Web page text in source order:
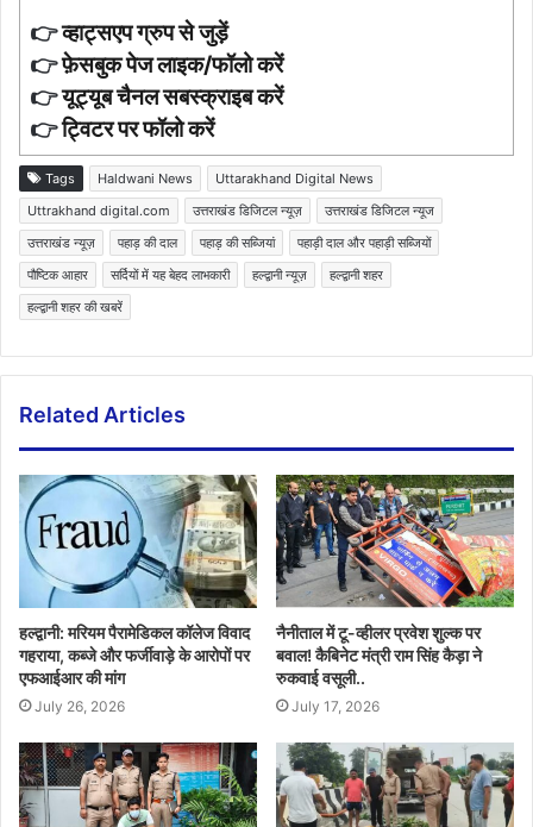
👉व्हाट्सएप ग्रुप से जुड़ें
👉फ़ेसबुक पेज लाइक/फॉलो करें
👉यूट्यूब चैनल सबस्क्राइब करें
👉ट्विटर पर फॉलो करें
Tags Haldwani News
Uttarakhand Digital News
Uttrakhand digital.com
उत्तराखंड डिजिटल न्यूज़
उत्तराखंड डिजिटल न्यूज
उत्तराखंड न्यूज़
पहाड़ की दाल पहाड़ की सब्जियां
पहाड़ी दाल और पहाड़ी सब्जियों
पौष्टिक आहार
सर्दियों में यह बेहद लाभकारी हल्द्वानी न्यूज़
हल्द्वानी शहर
हल्द्वानी शहर की खबरें
Related Articles
हल्द्वानी: मरियम पैरामेडिकल कॉलेज विवाद
गहराया, कब्जे और फर्जीवाड़े के आरोपों पर
एफआईआर की मांग
July 26, 2026
नैनीताल में टू-व्हीलर प्रवेश शुल्क पर
बवाल! कैबिनेट मंत्री राम सिंह कैड़ा ने
रुकवाई वसूली..
July 17, 2026